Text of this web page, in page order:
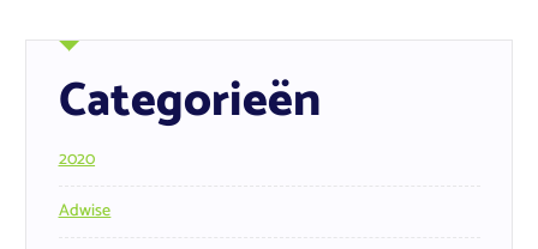
Categorieën
2020
Adwise